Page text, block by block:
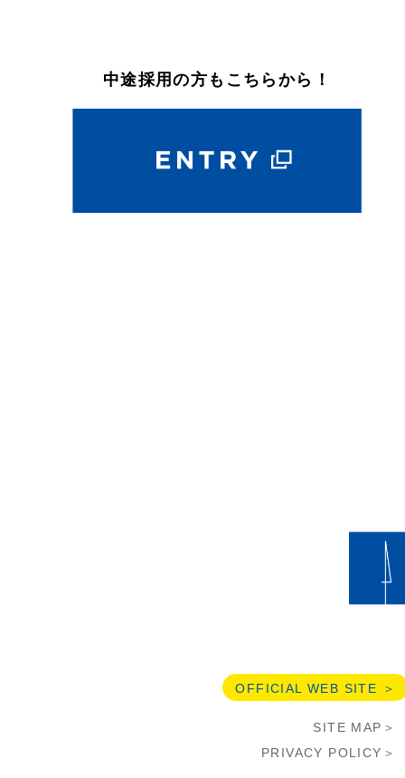
中途採用の方もこちらから！
OFFICIAL WEB SITE ＞
SITE MAP＞
PRIVACY POLICY＞